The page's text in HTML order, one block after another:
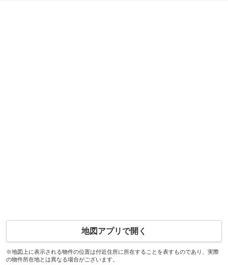
地図アプリで開く
※地図上に表示される物件の位置は付近住所に所在することを表すものであり、実際
の物件所在地とは異なる場合がございます。